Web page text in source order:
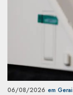
06/08/2026 em